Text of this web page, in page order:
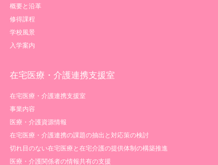
概要と沿革
修得課程
学校風景
入学案内
在宅医療・介護連携支援室
在宅医療・介護連携支援室
事業内容
医療・介護資源情報
在宅医療・介護連携の課題の抽出と対応策の検討
切れ目のない在宅医療と在宅介護の提供体制の構築推進
医療・介護関係者の情報共有の支援